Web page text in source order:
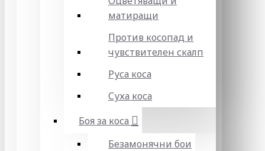
матиращи
Против косопад и
чувствителен скалп
Руса коса
Суха коса
Боя за коса
Безамонячни бои